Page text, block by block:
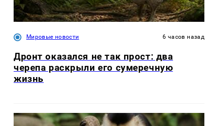
Мировые новости 6 часов назад
Дронт оказался не так прост: два
черепа раскрыли его сумеречную
жизнь